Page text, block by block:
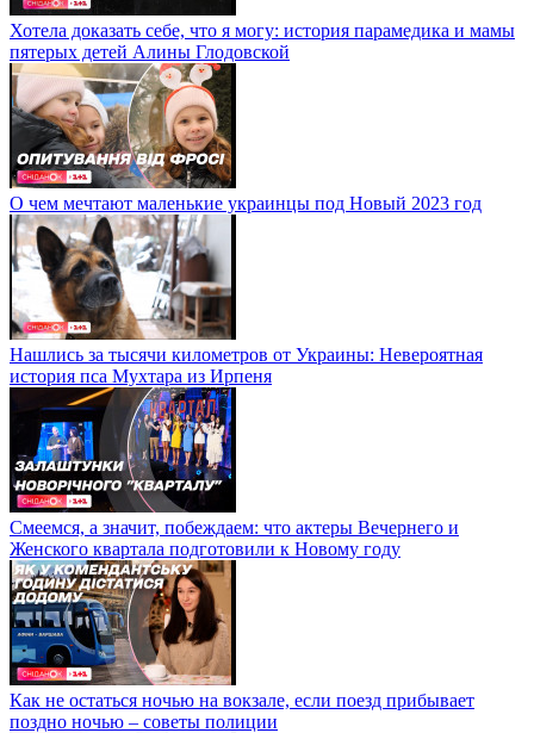
Хотела доказать себе, что я могу: история парамедика и мамы
пятерых детей Алины Глодовской
О чем мечтают маленькие украинцы под Новый 2023 год
Нашлись за тысячи километров от Украины: Невероятная
история пса Мухтара из Ирпеня
Смеемся, а значит, побеждаем: что актеры Вечернего и
Женского квартала подготовили к Новому году
Как не остаться ночью на вокзале, если поезд прибывает
поздно ночью – советы полиции